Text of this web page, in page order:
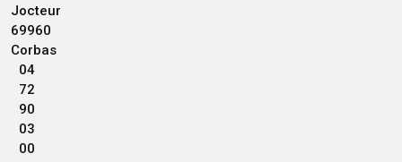
Jocteur
69960
Corbas
04
72
90
03
00